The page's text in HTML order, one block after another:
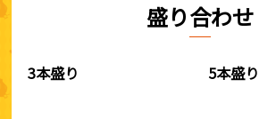
盛り合わせ
3本盛り 5本盛り